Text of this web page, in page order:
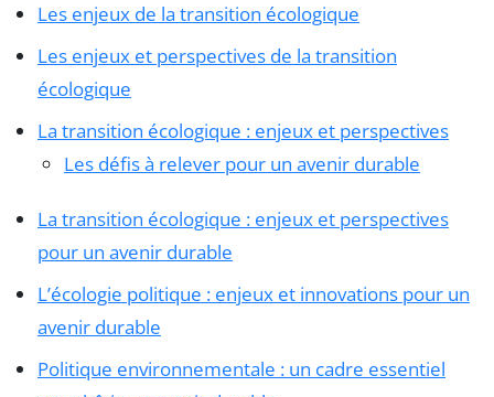
Les enjeux de la transition écologique
Les enjeux et perspectives de la transition
écologique
La transition écologique : enjeux et perspectives
Les défis à relever pour un avenir durable
La transition écologique : enjeux et perspectives
pour un avenir durable
L’écologie politique : enjeux et innovations pour un
avenir durable
Politique environnementale : un cadre essentiel